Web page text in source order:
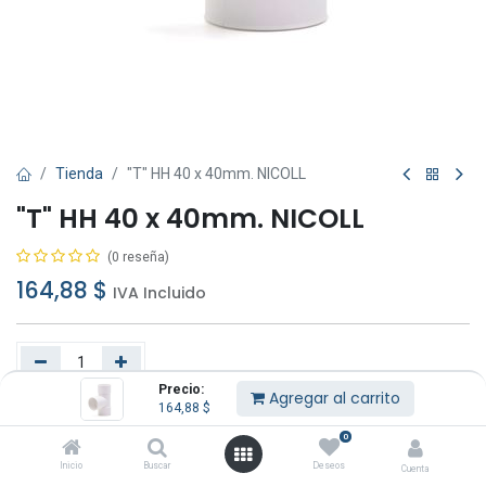
Precio:
164,88 $ Agregar al carrito
Inicio Buscar
0
Deseos Cuenta
Tienda "T" HH 40 x 40mm. NICOLL
"T" HH 40 x 40mm. NICOLL
(0 reseña)
164,88 $ IVA Incluido
Agregar al carrito Comprar ahora
Añadir a lista de deseos